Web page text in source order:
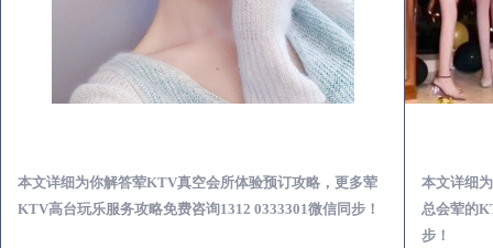
本文详细为你解答荤KTV真空会所体验预订攻略，更多荤
KTV高台玩乐服务攻略免费咨询1312 0333301微信同步！
本文详细
总会荤的
步！